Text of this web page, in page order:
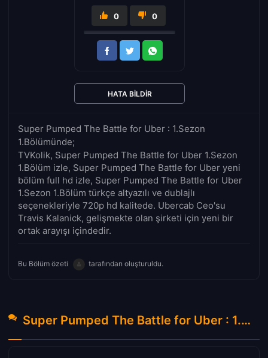
Super Pumped The Battle for Uber : 1.Sezon
1.Bölümünde;
TVKolik, Super Pumped The Battle for Uber 1.Sezon
1.Bölüm izle, Super Pumped The Battle for Uber yeni
bölüm full hd izle, Super Pumped The Battle for Uber
1.Sezon 1.Bölüm türkçe altyazılı ve dublajlı
seçenekleriyle 720p hd kalitede. Ubercab Ceo'su
Travis Kalanick, gelişmekte olan şirketi için yeni bir
ortak arayışı içindedir.
Bu Bölüm özeti tarafından oluşturuldu.
0 0
HATA BILDIR
Super Pumped The Battle for Uber : 1.Sezon 1.Bölüm Hakkında Yorumlar